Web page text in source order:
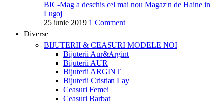
BIG-Mag a deschis cel mai nou Magazin de Haine in
Lugoj
25 iunie 2019 1 Comment
Diverse
BIJUTERII & CEASURI MODELE NOI
Bijuterii Aur&Argint
Bijuterii AUR
Bijuterii ARGINT
Bijuterii Cristian Lay
Ceasuri Femei
Ceasuri Barbati